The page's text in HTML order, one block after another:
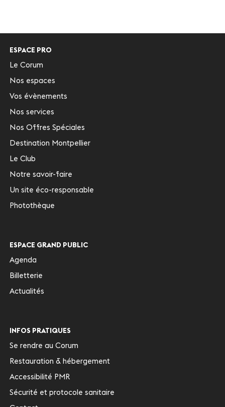
ESPACE PRO
Le Corum
Nos espaces
Vos évènements
Nos services
Nos Offres Spéciales
Destination Montpellier
Le Club
Notre savoir-faire
Un site éco-responsable
Photothèque
ESPACE GRAND PUBLIC
Agenda
Billetterie
Actualités
INFOS PRATIQUES
Se rendre au Corum
Restauration & hébergement
Accessibilité PMR
Sécurité et protocole sanitaire